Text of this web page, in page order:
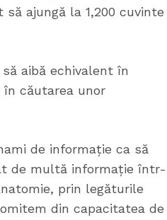
ajungă la 1,200 cuvinte
aibă echivalent în
căutarea unor
de informație ca să
de multă informație într-
prin legăturile
din capacitatea de